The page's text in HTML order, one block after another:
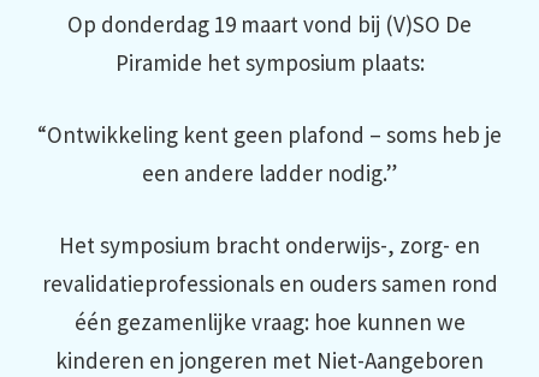
Op donderdag 19 maart vond bij (V)SO De
Piramide het symposium plaats:
“Ontwikkeling kent geen plafond – soms heb je
een andere ladder nodig.”
Het symposium bracht onderwijs-, zorg- en
revalidatieprofessionals en ouders samen rond
één gezamenlijke vraag: hoe kunnen we
kinderen en jongeren met Niet-Aangeboren